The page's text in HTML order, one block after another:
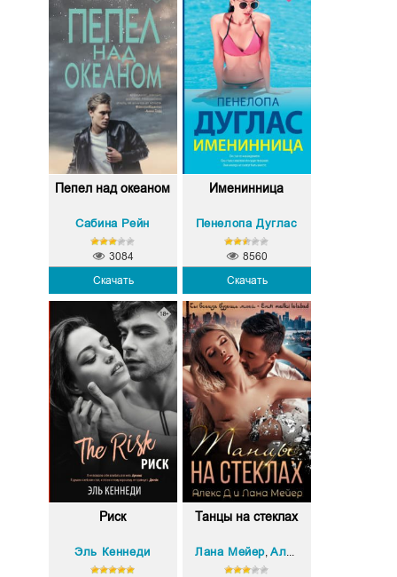
Пепел над океаном
Сабина Рейн
Скачать
3084
Именинница
Пенелопа Дуглас
Скачать
8560
Риск
Эль Кеннеди
Танцы на стеклах
Лана Мейер,Алекс Д